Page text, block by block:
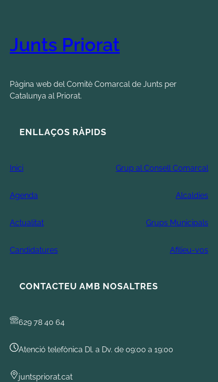
Junts Priorat
Pàgina web del Comitè Comarcal de Junts per
Catalunya al Priorat.
ENLLAÇOS RÀPIDS
Inici Grup al Consell Comarcal
Agenda Alcaldies
Actualitat Grups Municipals
Candidatures Afilieu-vos
CONTACTEU AMB NOSALTRES
629 78 40 64
Atenció telefònica Dl. a Dv. de 09:00 a 19:00
juntspriorat.cat